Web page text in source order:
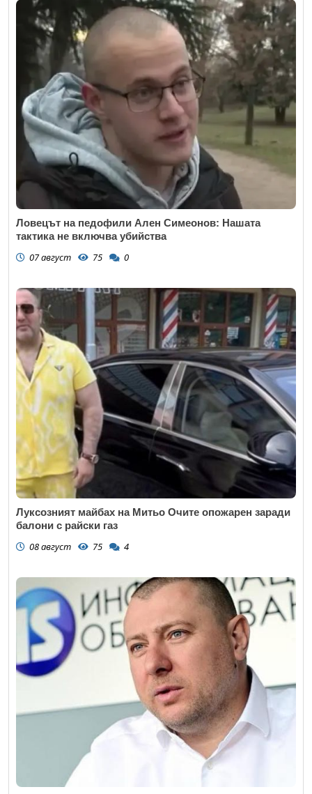
Ловецът на педофили Ален Симеонов: Нашата
тактика не включва убийства
07 август 75 0
Луксозният майбах на Митьо Очите опожарен заради
балони с райски газ
08 август 75 4